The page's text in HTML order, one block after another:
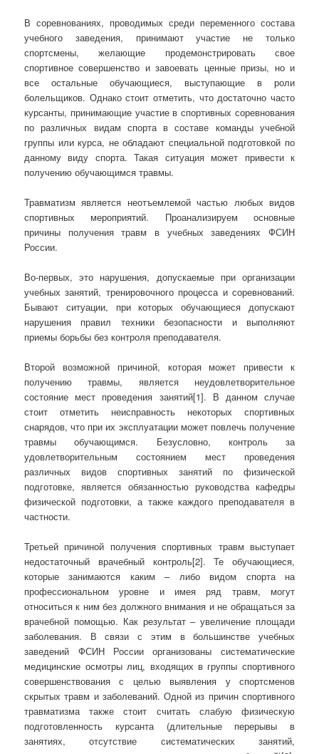
В соревнованиях, проводимых среди переменного состава
учебного заведения, принимают участие не только
спортсмены, желающие продемонстрировать свое
спортивное совершенство и завоевать ценные призы, но и
все остальные обучающиеся, выступающие в роли
болельщиков. Однако стоит отметить, что достаточно часто
курсанты, принимающие участие в спортивных соревнования
по различных видам спорта в составе команды учебной
группы или курса, не обладают специальной подготовкой по
данному виду спорта. Такая ситуация может привести к
получению обучающимся травмы.
Травматизм является неотъемлемой частью любых видов
спортивных мероприятий. Проанализируем основные
причины получения травм в учебных заведениях ФСИН
России.
Во-первых, это нарушения, допускаемые при организации
учебных занятий, тренировочного процесса и соревнований.
Бывают ситуации, при которых обучающиеся допускают
нарушения правил техники безопасности и выполняют
приемы борьбы без контроля преподавателя.
Второй возможной причиной, которая может привести к
получению травмы, является неудовлетворительное
состояние мест проведения занятий[1]. В данном случае
стоит отметить неисправность некоторых спортивных
снарядов, что при их эксплуатации может повлечь получение
травмы обучающимся. Безусловно, контроль за
удовлетворительным состоянием мест проведения
различных видов спортивных занятий по физической
подготовке, является обязанностью руководства кафедры
физической подготовки, а также каждого преподавателя в
частности.
Третьей причиной получения спортивных травм выступает
недостаточный врачебный контроль[2]. Те обучающиеся,
которые занимаются каким – либо видом спорта на
профессиональном уровне и имея ряд травм, могут
относиться к ним без должного внимания и не обращаться за
врачебной помощью. Как результат – увеличение площади
заболевания. В связи с этим в большинстве учебных
заведений ФСИН России организованы систематические
медицинские осмотры лиц, входящих в группы спортивного
совершенствования с целью выявления у спортсменов
скрытых травм и заболеваний. Одной из причин спортивного
травматизма также стоит считать слабую физическую
подготовленность курсанта (длительные перерывы в
занятиях, отсутствие систематических занятий,